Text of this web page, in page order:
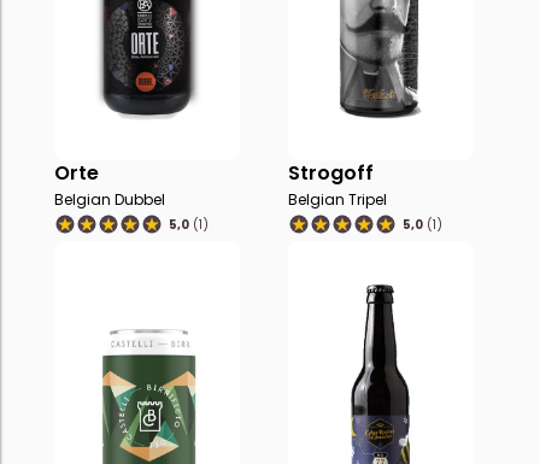
Orte
Belgian Dubbel
5,0 (1)
Strogoff
Belgian Tripel
5,0 (1)